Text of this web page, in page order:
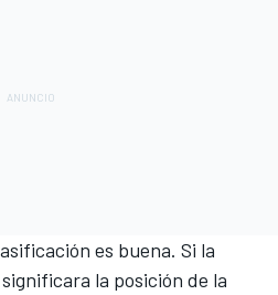
es buena. Si la
la posición de la